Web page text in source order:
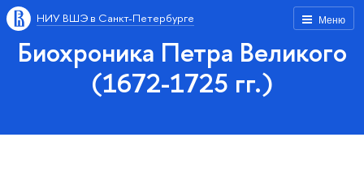
Меню
НИУ ВШЭ в Санкт-Петербурге
Биохроника Петра Великого
(1672-1725 гг.)